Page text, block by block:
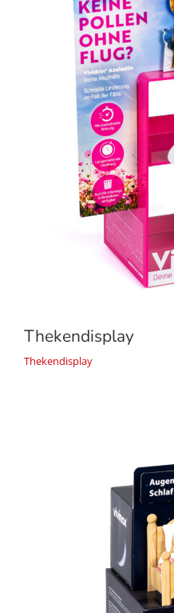
Thekendisplay
Thekendisplay